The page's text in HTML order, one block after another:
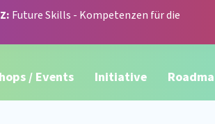
Future Skills - Kompetenzen für die
/ Events Initiative